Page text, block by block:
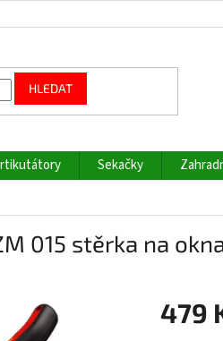
HLEDAT
Sekačky
015 stěrka na
479